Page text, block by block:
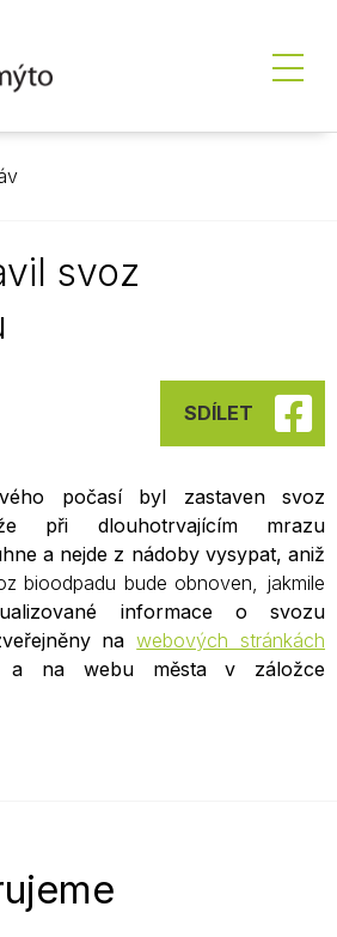
svoz
SDÍLET
počasí byl zastaven svoz
při dlouhotrvajícím mrazu
a nejde z nádoby vysypat, aniž
bioodpadu bude obnoven, jakmile
informace o svozu
nawebových stránkách
a na webu města v záložce